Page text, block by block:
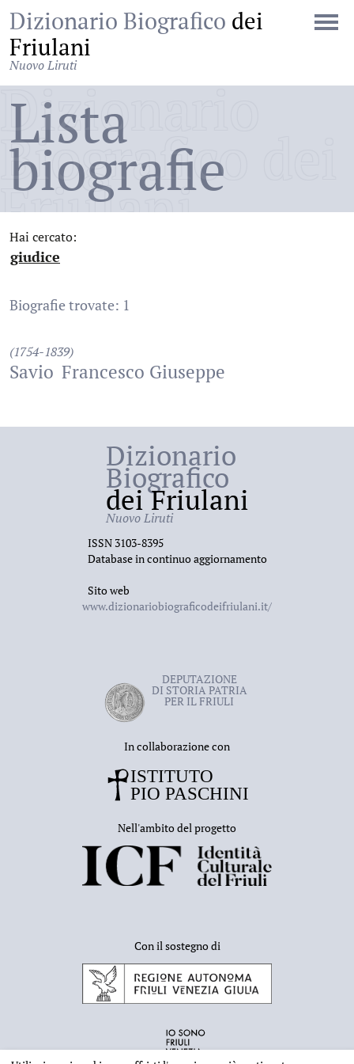
Dizionario Biografico dei
Friulani
Nuovo Liruti
Dizionario
Biografico dei
Friulani
Lista
biografie
Hai cercato:
giudice
Biografie trovate: 1
(1754-1839)
Savio Francesco Giuseppe
Dizionario
Biografico
dei Friulani
Nuovo Liruti
ISSN 3103-8395
Database in continuo aggiornamento
Sito web
www.dizionariobiograficodeifriulani.it/
DEPUTAZIONE
DI STORIA PATRIA
PER IL FRIULI
In collaborazione con
Nell'ambito del progetto
Con il sostegno di